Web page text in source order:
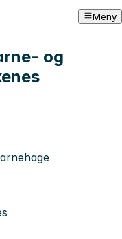
Meny
og